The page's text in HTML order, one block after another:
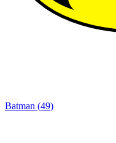
Batman (49)